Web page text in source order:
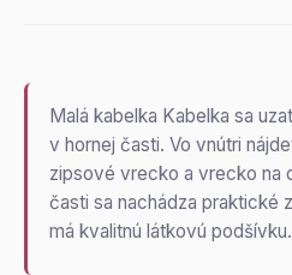
Malá kabelka Kabelka sa
v hornej časti. Vo vnútri
zipsové vrecko a vrecko na
časti sa nachádza praktické
má kvalitnú látkovú podšívku.